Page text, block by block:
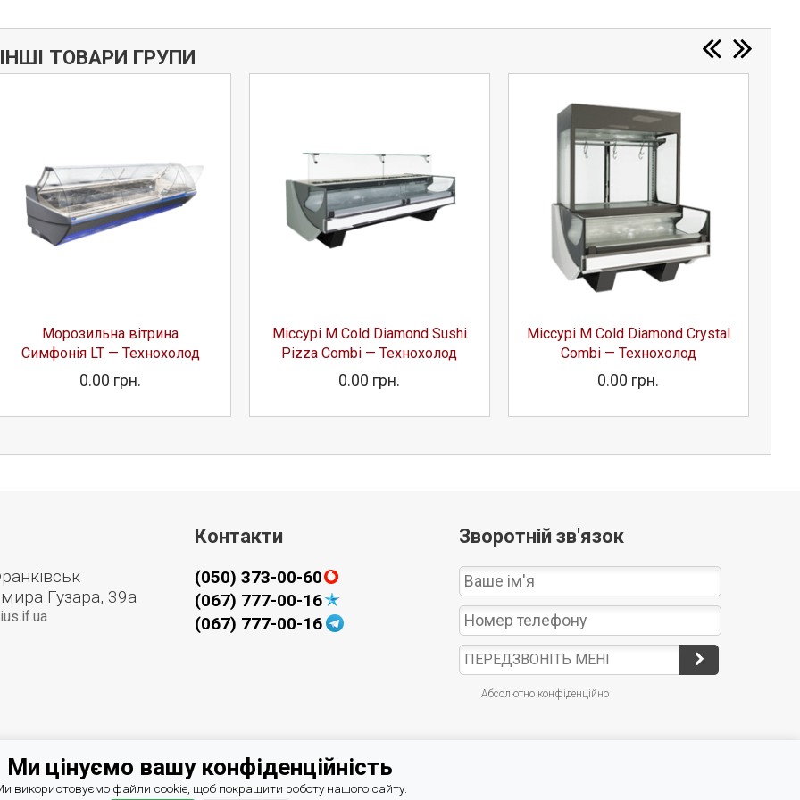
ІНШІ ТОВАРИ ГРУПИ
Морозильна вітрина
Симфонія LT — Технохолод
0.00 грн.
Міссурі М Cold Diamond Sushi
Pizza Combi — Технохолод
0.00 грн.
Міссурі М Cold Diamond Crystal
Combi — Технохолод
0.00 грн.
Гузара, 39а
Контакти
(050) 373-00-60
(067) 777-00-16
(067) 777-00-16
Зворотній зв'язок
Абсолютно конфіденційно
Ми цінуємо вашу конфіденційність
використовуємо файли cookie, щоб покращити роботу нашого сайту.